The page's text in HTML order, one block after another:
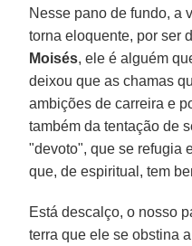
Nesse pano de fundo, a
torna eloquente, por ser
Moisés, ele é alguém
deixou que as chamas
ambições de carreira e
também da tentação de
"devoto", que se refugia
que, de espiritual, tem
Está descalço, o nosso
terra que ele se obstina